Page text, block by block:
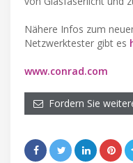
Nähere Infos zum
Netzwerktester gibt es
www.conrad.com
Fordern Sie